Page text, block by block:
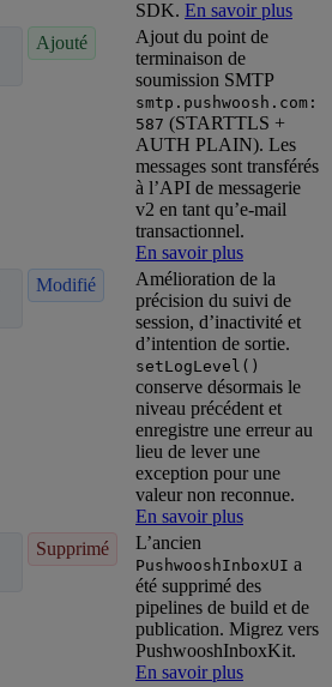
SDK. En savoir plus
Ajouté
Ajout du point de
terminaison de
soumission SMTP
smtp.pushwoosh.com:
587 (STARTTLS +
AUTH PLAIN). Les
messages sont transférés
à l’API de messagerie
v2 en tant qu’e-mail
transactionnel.
En savoir plus
Modifié
Amélioration de la
précision du suivi de
session, d’inactivité et
d’intention de sortie.
setLogLevel()
conserve désormais le
niveau précédent et
enregistre une erreur au
lieu de lever une
exception pour une
valeur non reconnue.
En savoir plus
Supprimé L’ancien
PushwooshInboxUI a
été supprimé des
pipelines de build et de
publication. Migrez vers
PushwooshInboxKit.
En savoir plus